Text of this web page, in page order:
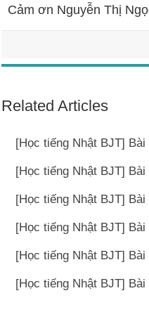
Cảm ơn Nguyễn Thị
Related Articles
[Học tiếng Nhật BJT] Bài
[Học tiếng Nhật BJT] Bài
[Học tiếng Nhật BJT] Bài
[Học tiếng Nhật BJT] Bài
[Học tiếng Nhật BJT] Bài
[Học tiếng Nhật BJT] Bài